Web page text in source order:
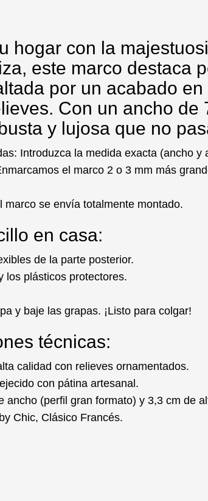
hogar con la
este marco destaca
por un acabado
Con un ancho
y lujosa que no
Introduzca la medida exacta (ancho
el marco 2 o 3 mm más
marco se envía totalmente montado.
en casa:
de la parte posterior.
los plásticos protectores.
y baje las grapas. ¡Listo para colgar!
técnicas:
calidad con relieves ornamentados.
con pátina artesanal.
ancho (perfil gran formato) y 3,3 cm de
Chic, Clásico Francés.